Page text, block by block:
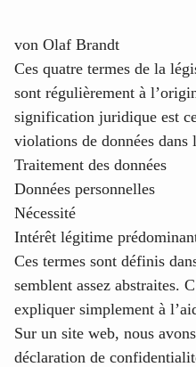
von Olaf Brandt
Ces quatre termes de la
sont régulièrement à
signification juridique est
violations de données
Traitement des données
Données personnelles
Nécessité
Intérêt légitime
Ces termes sont définis
semblent assez abstraites.
expliquer simplement à
Sur un site web, nous
déclaration de